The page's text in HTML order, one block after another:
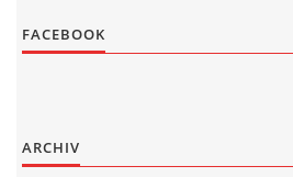
FACEBOOK
ARCHIV